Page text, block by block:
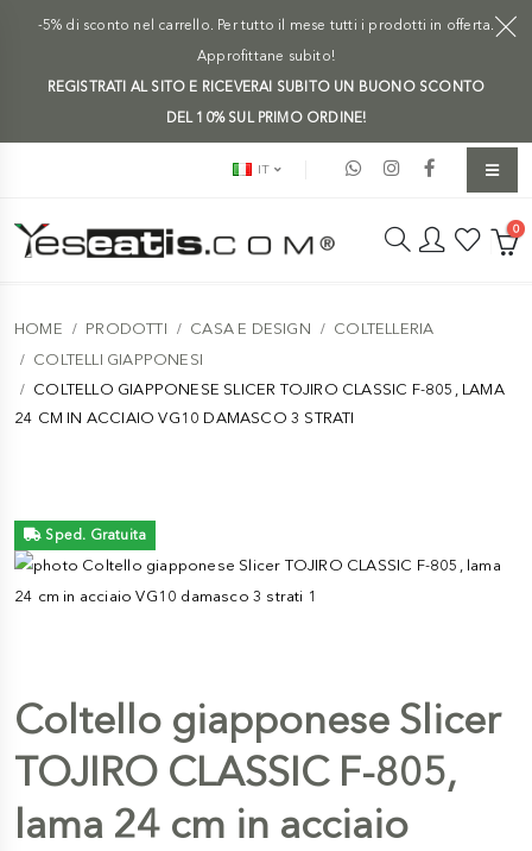
-5% di sconto nel carrello. Per tutto il mese tutti i prodotti in offerta.
Approfittane subito!
REGISTRATI AL SITO E RICEVERAI SUBITO UN BUONO SCONTO
DEL 10% SUL PRIMO ORDINE!
IT
0
HOME PRODOTTI CASA E DESIGN
COLTELLERIA
COLTELLI GIAPPONESI
COLTELLO GIAPPONESE SLICER TOJIRO CLASSIC F-805, LAMA
24 CM IN ACCIAIO VG10 DAMASCO 3 STRATI
Sped. Gratuita
Coltello giapponese Slicer
TOJIRO CLASSIC F-805,
lama 24 cm in acciaio